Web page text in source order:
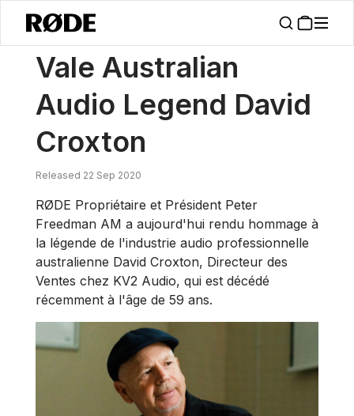
Nouvelles / Vale Australian Audio Legend David Croxton
Vale Australian
Audio Legend David
Croxton
Released 22 Sep 2020
RØDE Propriétaire et Président Peter
Freedman AM a aujourd'hui rendu hommage à
la légende de l'industrie audio professionnelle
australienne David Croxton, Directeur des
Ventes chez KV2 Audio, qui est décédé
récemment à l'âge de 59 ans.